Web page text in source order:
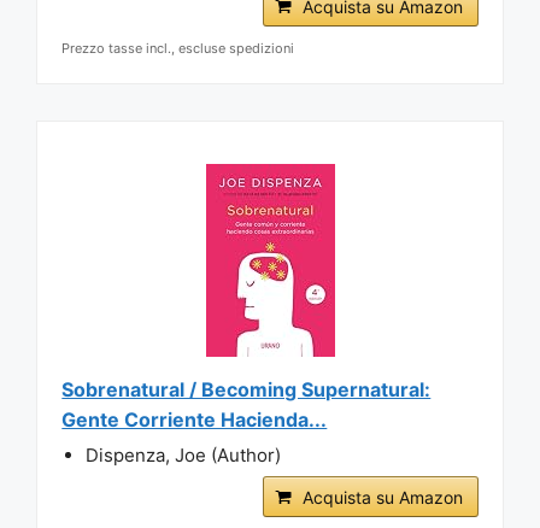
Acquista su Amazon
Prezzo tasse incl., escluse spedizioni
Sobrenatural / Becoming Supernatural:
Gente Corriente Hacienda...
Dispenza, Joe (Author)
Acquista su Amazon